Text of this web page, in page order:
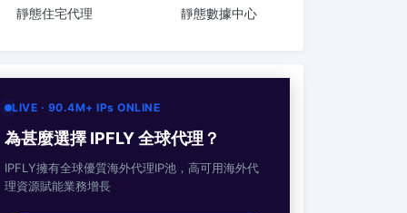
靜態住宅代理 靜態數據中心
LIVE · 90.4M+ IPs ONLINE
為甚麼選擇 IPFLY 全球代理？
IPFLY擁有全球優質海外代理IP池，高可用海外代
理資源賦能業務增長